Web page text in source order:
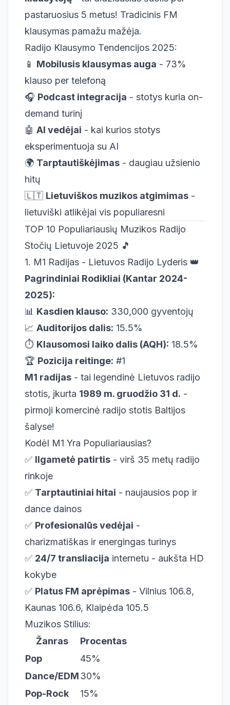
pastaruosius 5 metus! Tradicinis FM
klausymas pamažu mažėja.
Radijo Klausymo Tendencijos 2025:
📱 Mobilusis klausymas auga - 73%
klauso per telefoną
🎧 Podcast integracija - stotys kuria on-
demand turinį
🤖 AI vedėjai - kai kurios stotys
eksperimentuoja su AI
🌍 Tarptautiškėjimas - daugiau užsienio
hitų
🇱🇹 Lietuviškos muzikos atgimimas -
lietuviški atlikėjai vis populiaresni
TOP 10 Populiariausių Muzikos Radijo
Stočių Lietuvoje 2025 🎵
1. M1 Radijas - Lietuvos Radijo Lyderis 👑
Pagrindiniai Rodikliai (Kantar 2024-
2025):
📊 Kasdien klauso: 330,000 gyventojų
📈 Auditorijos dalis: 15.5%
⏱️ Klausomosi laiko dalis (AQH): 18.5%
🏆 Pozicija reitinge: #1
M1 radijas - tai legendinė Lietuvos radijo
stotis, įkurta 1989 m. gruodžio 31 d. -
pirmoji komercinė radijo stotis Baltijos
šalyse!
Kodėl M1 Yra Populiariausias?
✅ Ilgametė patirtis - virš 35 metų radijo
rinkoje
✅ Tarptautiniai hitai - naujausios pop ir
dance dainos
✅ Profesionalūs vedėjai -
charizmatiškas ir energingas turinys
✅ 24/7 transliacija internetu - aukšta HD
kokybe
✅ Platus FM aprėpimas - Vilnius 106.8,
Kaunas 106.6, Klaipėda 105.5
Muzikos Stilius:
Žanras
Procentas
Pop
45%
Dance/EDM30%
Pop-Rock
15%